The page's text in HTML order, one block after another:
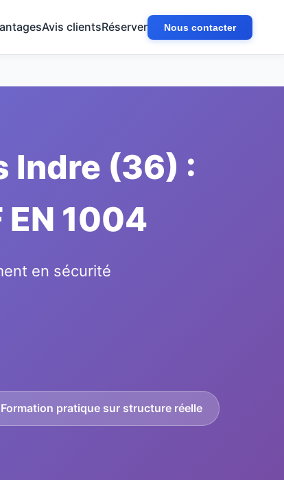
Avis clientsRéserver Nous contacter
Indre (36) :
1004
en sécurité
pratique sur structure réelle